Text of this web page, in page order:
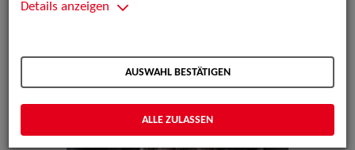
Details anzeigen
AUSWAHL BESTÄTIGEN
ALLE ZULASSEN